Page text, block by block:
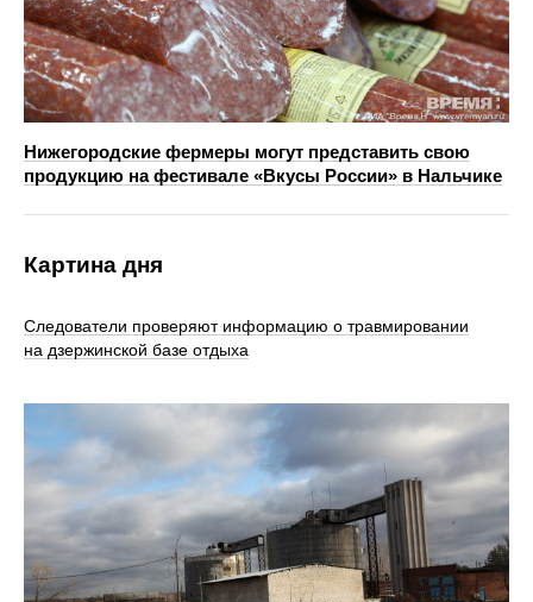
Нижегородские фермеры могут представить свою
продукцию на фестивале «Вкусы России» в Нальчике
Картина дня
Следователи проверяют информацию о травмировании
на дзержинской базе отдыха